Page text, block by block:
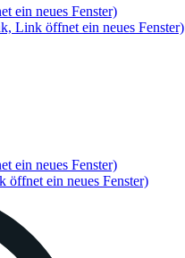
ein neues Fenster)
Link öffnet ein neues Fenster)
ein neues Fenster)
ein neues Fenster)